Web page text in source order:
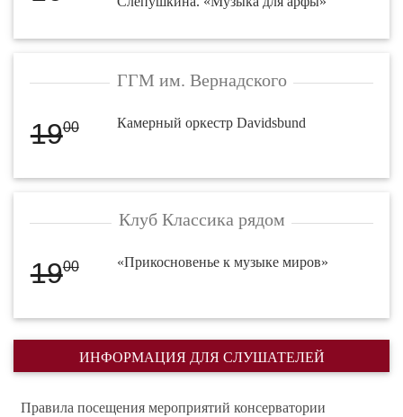
ГГМ им. Вернадского
1900 Камерный оркестр Davidsbund
Клуб Классика рядом
1900 «Прикосновенье к музыке миров»
ИНФОРМАЦИЯ ДЛЯ СЛУШАТЕЛЕЙ
Правила посещения мероприятий консерватории